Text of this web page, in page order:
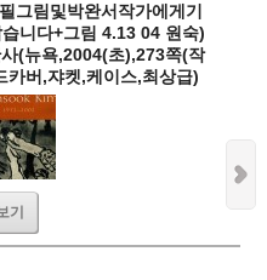
그림및박완서작가에게기
니다+그림 4.13 04 원숙)
(뉴욕,2004(초),273쪽(작
카버,쟈켓,케이스,최상급)
기